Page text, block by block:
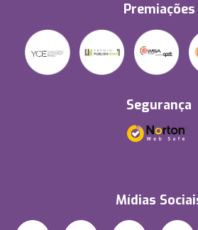
Premiações
Segurança
Mídias